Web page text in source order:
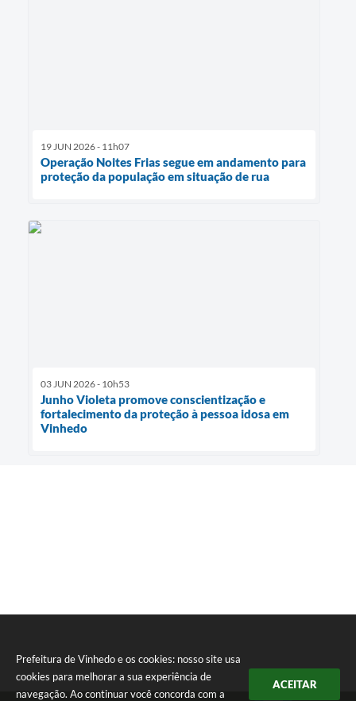
Prefeitura de Vinhedo e os cookies: nosso site usa
cookies para melhorar a sua experiência de
navegação. Ao continuar você concorda com a
ACEITAR
19 JUN 2026 - 11h07
Operação Noites Frias segue em andamento para
proteção da população em situação de rua
03 JUN 2026 - 10h53
Junho Violeta promove conscientização e
fortalecimento da proteção à pessoa idosa em
Vinhedo